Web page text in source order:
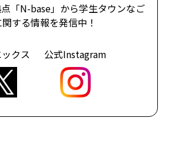
「N-base」から学生タウンなご
する情報を発信中！
クス 公式Instagram